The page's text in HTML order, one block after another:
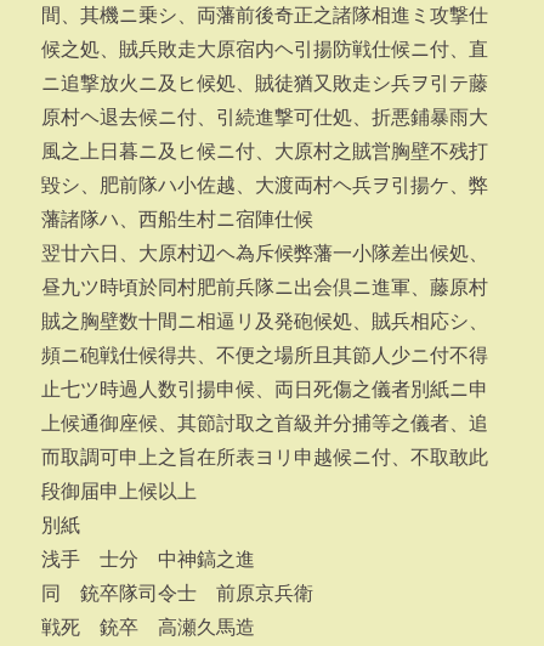
間、其機ニ乗シ、両藩前後奇正之諸隊相進ミ攻撃仕
候之処、賊兵敗走大原宿内ヘ引揚防戦仕候ニ付、直
ニ追撃放火ニ及ヒ候処、賊徒猶又敗走シ兵ヲ引テ藤
原村ヘ退去候ニ付、引続進撃可仕処、折悪鋪暴雨大
風之上日暮ニ及ヒ候ニ付、大原村之賊営胸壁不残打
毀シ、肥前隊ハ小佐越、大渡両村ヘ兵ヲ引揚ケ、弊
藩諸隊ハ、西船生村ニ宿陣仕候
翌廿六日、大原村辺ヘ為斥候弊藩一小隊差出候処、
昼九ツ時頃於同村肥前兵隊ニ出会倶ニ進軍、藤原村
賊之胸壁数十間ニ相逼リ及発砲候処、賊兵相応シ、
頻ニ砲戦仕候得共、不便之場所且其節人少ニ付不得
止七ツ時過人数引揚申候、両日死傷之儀者別紙ニ申
上候通御座候、其節討取之首級并分捕等之儀者、追
而取調可申上之旨在所表ヨリ申越候ニ付、不取敢此
段御届申上候以上
別紙
浅手 士分 中神鎬之進
同 銃卒隊司令士 前原京兵衛
戦死 銃卒 高瀬久馬造